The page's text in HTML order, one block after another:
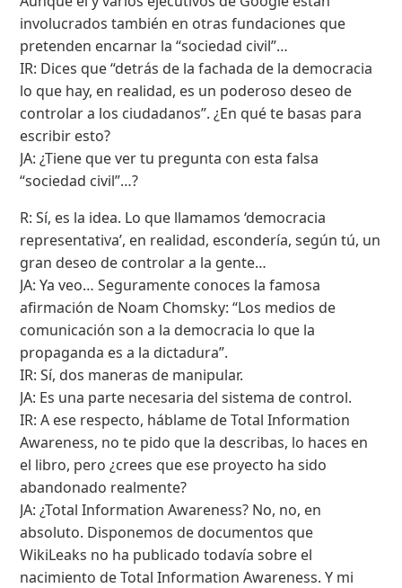
involucrados también en otras fundaciones que
pretenden encarnar la “sociedad civil”…
IR: Dices que “detrás de la fachada de la democracia
lo que hay, en realidad, es un poderoso deseo de
controlar a los ciudadanos”. ¿En qué te basas para
escribir esto?
JA: ¿Tiene que ver tu pregunta con esta falsa
“sociedad civil”…?
R: Sí, es la idea. Lo que llamamos ‘democracia
representativa’, en realidad, escondería, según tú, un
gran deseo de controlar a la gente…
JA: Ya veo… Seguramente conoces la famosa
afirmación de Noam Chomsky: “Los medios de
comunicación son a la democracia lo que la
propaganda es a la dictadura”.
IR: Sí, dos maneras de manipular.
JA: Es una parte necesaria del sistema de control.
IR: A ese respecto, háblame de Total Information
Awareness, no te pido que la describas, lo haces en
el libro, pero ¿crees que ese proyecto ha sido
abandonado realmente?
JA: ¿Total Information Awareness? No, no, en
absoluto. Disponemos de documentos que
WikiLeaks no ha publicado todavía sobre el
nacimiento de Total Information Awareness. Y mi